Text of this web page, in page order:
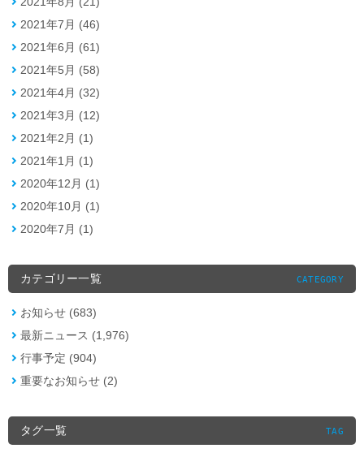
2021年7月 (46)
2021年6月 (61)
2021年5月 (58)
2021年4月 (32)
2021年3月 (12)
2021年2月 (1)
2021年1月 (1)
2020年12月 (1)
2020年10月 (1)
2020年7月 (1)
カテゴリー一覧 CATEGORY
お知らせ (683)
最新ニュース (1,976)
行事予定 (904)
重要なお知らせ (2)
タグ一覧 TAG